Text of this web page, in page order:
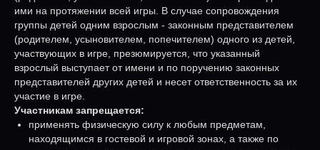
ими на протяжении всей игры. В случае сопровождения
группы детей одним взрослым - законным представителем
(родителем, усыновителем, попечителем) одного из детей,
участвующих в игре, презюмируется, что указанный
взрослый выступает от имени и по поручению законных
представителей других детей и несет ответственность за их
участие в игре.
Участникам запрещается:
применять физическую силу к любым предметам,
находящимся в гостевой и игровой зонах, а также по